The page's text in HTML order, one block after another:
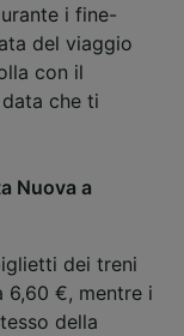
i fine-
del viaggio
con il
che ti
Nuova a
dei treni
6,60 €, mentre i
della